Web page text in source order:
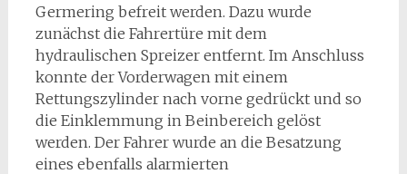
Germering befreit werden. Dazu wurde
zunächst die Fahrertüre mit dem
hydraulischen Spreizer entfernt. Im Anschluss
konnte der Vorderwagen mit einem
Rettungszylinder nach vorne gedrückt und so
die Einklemmung in Beinbereich gelöst
werden. Der Fahrer wurde an die Besatzung
eines ebenfalls alarmierten